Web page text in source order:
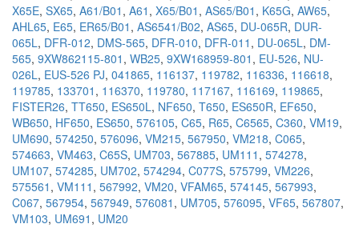
X65E, SX65, A61/B01 , A61 , X65/B01 , AS65/B01 , K65G, AW65,
AHL65, E65, ER65/B01 , AS6541/B02, AS65, DU-065R, DUR-
065L, DFR-012, DMS-565, DFR-010, DFR-011 , DU-065L, DM-
565, 9XW862115-801 , WB25, 9XW168959-801 , EU-526, NU-
026L, EUS-526 PJ, 041865, 116137, 119782, 116336, 116618,
119785, 133701 , 116370, 119780, 117167, 116169, 119865,
FISTER26, TT650, ES650L, NF650, T650, ES650R, EF650,
WB650, HF650, ES650, 576105, C65, R65, C6565, C360, VM19,
UM690, 574250, 576096, VM215, 567950, VM218, C065,
574663, VM463, C65S, UM703, 567885, UM111 , 574278,
UM107, 574285, UM702, 574294, C077S, 575799, VM226,
575561 , VM111 , 567992, VM20, VFAM65, 574145, 567993,
C067, 567954, 567949, 576081 , UM705, 576095, VF65, 567807,
VM103, UM691 , UM20